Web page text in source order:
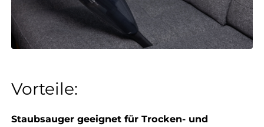
Vorteile:
Staubsauger geeignet für Trocken- und